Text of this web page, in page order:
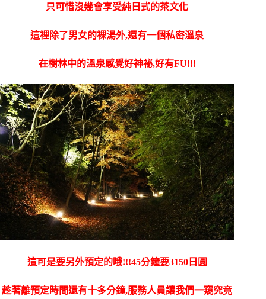
只可惜沒幾會享受純日式的茶文化
這裡除了男女的裸湯外,還有一個私密溫泉
在樹林中的溫泉感覺好神祕,好有FU!!!
這可是要另外預定的哦!!!45分鐘要3150日圓
趁著離預定時間還有十多分鐘,服務人員讓我們一窺究竟